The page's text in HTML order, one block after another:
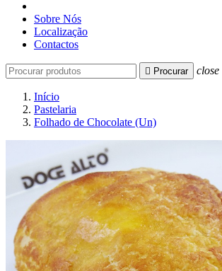
Sobre Nós
Localização
Contactos
 Procurar close
Início
Pastelaria
Folhado de Chocolate (Un)